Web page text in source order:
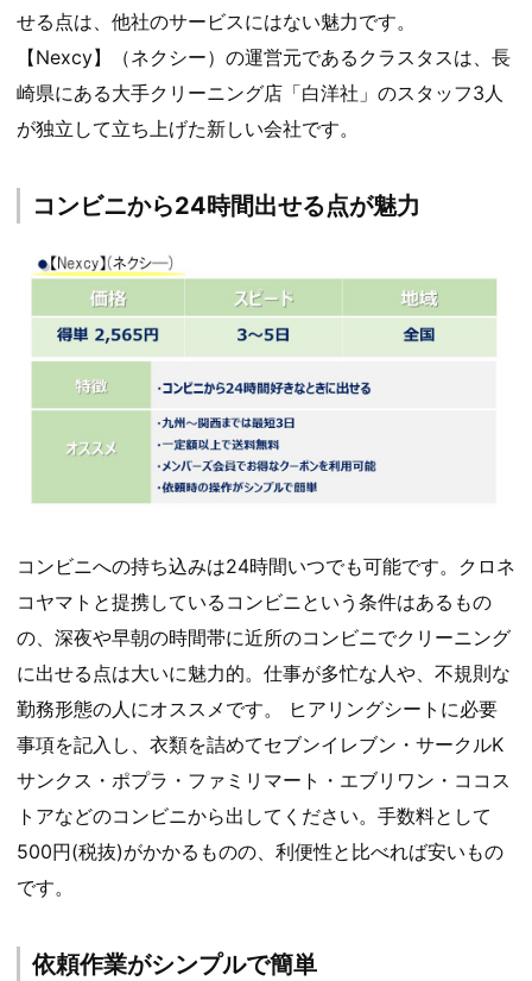
せる点は、他社のサービスにはない魅力です。
【Nexcy】（ネクシー）の運営元であるクラスタスは、長
崎県にある大手クリーニング店「白洋社」のスタッフ3人
が独立して立ち上げた新しい会社です。
コンビニから24時間出せる点が魅力
コンビニへの持ち込みは24時間いつでも可能です。クロネ
コヤマトと提携しているコンビニという条件はあるもの
の、深夜や早朝の時間帯に近所のコンビニでクリーニング
に出せる点は大いに魅力的。仕事が多忙な人や、不規則な
勤務形態の人にオススメです。 ヒアリングシートに必要
事項を記入し、衣類を詰めてセブンイレブン・サークルK
サンクス・ポプラ・ファミリマート・エブリワン・ココス
トアなどのコンビニから出してください。手数料として
500円(税抜)がかかるものの、利便性と比べれば安いもの
です。
依頼作業がシンプルで簡単